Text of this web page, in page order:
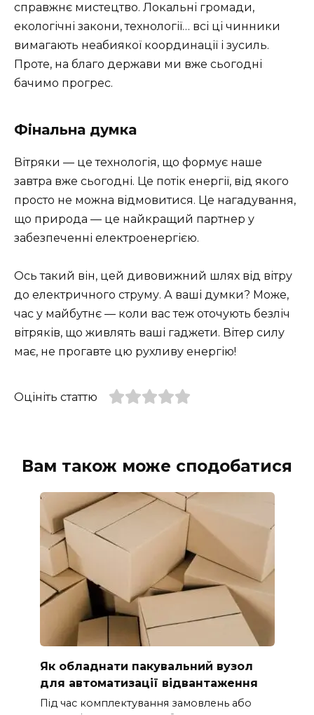
справжнє мистецтво. Локальні громади,
екологічні закони, технології… всі ці чинники
вимагають неабиякої координації і зусиль.
Проте, на благо держави ми вже сьогодні
бачимо прогрес.
Фінальна думка
Вітряки — це технологія, що формує наше
завтра вже сьогодні. Це потік енергії, від якого
просто не можна відмовитися. Це нагадування,
що природа — це найкращий партнер у
забезпеченні електроенергією.
Ось такий він, цей дивовижний шлях від вітру
до електричного струму. А ваші думки? Може,
час у майбутнє — коли вас теж оточують безліч
вітряків, що живлять ваші гаджети. Вітер силу
має, не прогавте цю рухливу енергію!
Оцініть статтю
Вам також може сподобатися
Як обладнати пакувальний вузол
для автоматизації відвантаження
Під час комплектування замовлень або